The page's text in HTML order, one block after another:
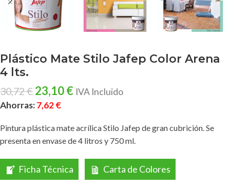
Plástico Mate Stilo Jafep Color Arena
4 lts.
30,72€ 23,10€ IVA Incluido
Ahorras:7,62€
Pintura plástica mate acrílica Stilo Jafep de gran cubrición. Se
presenta en envase de 4 litros y 750 ml.
Ficha Técnica Carta de Colores